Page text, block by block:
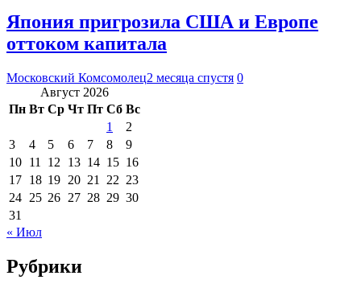
Япония пригрозила США и Европе
оттоком капитала
Московский Комсомолец2 месяца спустя 0
Август 2026
Пн Вт Ср Чт Пт Сб Вс
1
2
3
4 5 6 7 8
9
10 11 12 13 14 15 16
17 18 19 20 21 22 23
24 25 26 27 28 29 30
31
« Июл
Рубрики